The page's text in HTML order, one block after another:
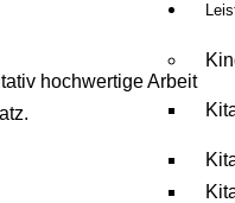
hochwertige Arbeit